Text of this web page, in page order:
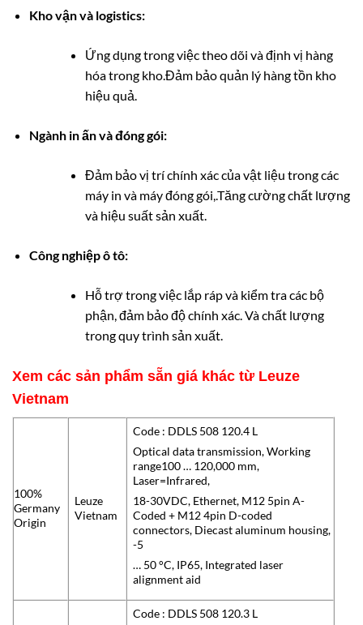
Kho vận và logistics:
Ứng dụng trong việc theo dõi và định vị hàng
hóa trong kho.Đảm bảo quản lý hàng tồn kho
hiệu quả.
Ngành in ấn và đóng gói:
Đảm bảo vị trí chính xác của vật liệu trong các
máy in và máy đóng gói,.Tăng cường chất lượng
và hiệu suất sản xuất.
Công nghiệp ô tô:
Hỗ trợ trong việc lắp ráp và kiểm tra các bộ
phận, đảm bảo độ chính xác. Và chất lượng
trong quy trình sản xuất.
Xem các sản phẩm sẵn giá khác từ Leuze
Vietnam
100%
Germany
Origin
Leuze
Vietnam
Code : DDLS 508 120.4 L
Optical data transmission, Working
range100 … 120,000 mm,
Laser=Infrared,
18-30VDC, Ethernet, M12 5pin A-
Coded + M12 4pin D-coded
connectors, Diecast aluminum housing,
-5
… 50 °C, IP65, Integrated laser
alignment aid
Code : DDLS 508 120.3 L